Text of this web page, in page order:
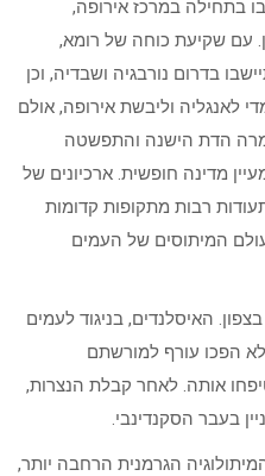
בתחילה במרכז אירופה,
עם שקיעת כוחה של רומא,
בדרום נורבגיה ושבדיה, וכן
לאנגליה וליבשת אירופה, אולם
הדת הישנה והתפשטה
מדינה חופשית. ארכיונים של
רבות מתקופות קדומות
המיתוסים של העמים
בצפון. האיסלנדים, בניגוד לעמים
הפכו עורף למורשתם
אותה. לאחר קבלת הנצרות,
בעבר הסקנדינבי.
הגרמנית הרחבה יותר,